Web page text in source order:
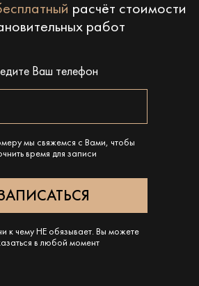
расчёт стоимости
работ
Ваш телефон
мы свяжемся с Вами, чтобы
время для записи
к чему НЕ обязывает. Вы можете
в любой момент